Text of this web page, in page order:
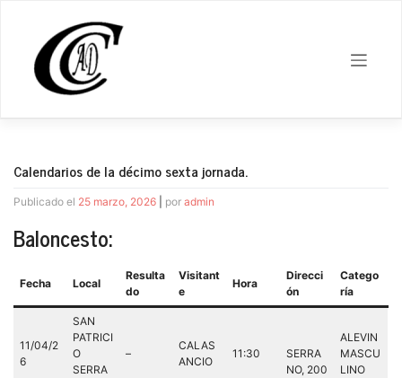
contenido
Calendarios de la décimo sexta jornada.
Publicado el 25 marzo, 2026 por admin
Baloncesto:
Fecha Local
Resulta
do
Visitant
e
Hora
Direcci
ón
Catego
ría
11/04/2
6
SAN
PATRICI
O
SERRA
–
CALAS
ANCIO
11:30
SERRA
NO, 200
ALEVIN
MASCU
LINO